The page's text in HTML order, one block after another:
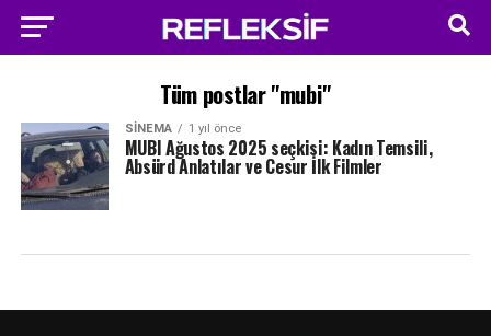
Tüm postlar "mubi"
SINEMA 1 yıl önce
MUBI Ağustos 2025 seçkisi: Kadın Temsili,
Absürd Anlatılar ve Cesur İlk Filmler